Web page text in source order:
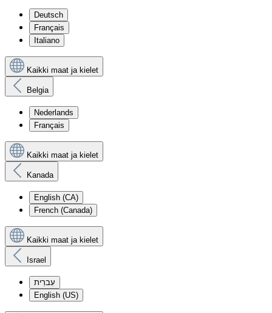
Deutsch
Français
Italiano
Kaikki maat ja kielet
Belgia
Nederlands
Français
Kaikki maat ja kielet
Kanada
English (CA)
French (Canada)
Kaikki maat ja kielet
Israel
עִברִית
English (US)